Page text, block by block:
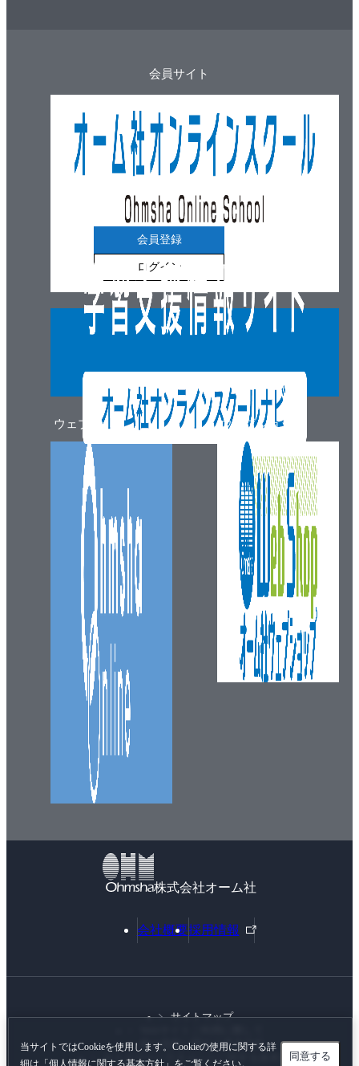
当サイトではCookieを使用します。Cookieの使用に関する詳
細は「 個人情報に関する基本方針 」をご覧ください。
同意する
３．変圧器の％Ｚと短絡電流
４．変圧器の並列運転方法
５．単相変圧器の三相結線法
６．変圧器のＶ結線の電圧と電流
７．変圧器の各種損失
９．誘導電動機の回転速度・すべり
１０．三相誘導電動機の始動法
１１．三相誘導電動機の特性曲線
１２．いろいろな単相誘導電動機
１３．主な絶縁材料と電気絶縁油
１４．絶縁電線の許容電流
１７．配線器具・材料・工具等(１)
１８．配線器具・材料・工具等(２)
１９．配線器具・材料・工具等(３)
２０．高圧受電設備の構成機器と配置
２１．高圧回路の開閉装置とその働き
２２．高圧回路の遮断方式
２３．三相短絡電流と遮断容量
２４．計器用変成器の構造としくみ
２５．計器用変成器の取り扱い
２６．高圧受電設備における保護継電器の働き
２７．｢電気機器，蓄電池，配線器具，電気工事用の
材料および工具ならびに受電設 備｣のまとめ
５．電気工事の施工方法
＊ｶﾞｲﾀﾞﾝｽ(出題傾向と学習のﾎﾟｲﾝﾄ)
１．低圧屋内配線の工事方法(１)
２．低圧屋内配線の工事方法(２)
３．低圧屋内配線の工事方法(３)
４．低圧屋内配線の工事方法(４)
５．低圧屋内配線の工事方法(５)
８．高圧屋内配線の工事方法
９．高圧ケーブルの端末処理方法
１１．架空電線相互および他の工作物との離隔距離
１２．高圧屋側電線路の施設方法
１５．高圧受電設備の接地工事
１７．接地工事が省略できる場合
ウェブマガジン
会員サイト
会員登録
ログイン
ウェブショップ
株式会社オーム社
会社概要採用情報
外
部
ン
サイトマップ
個人情報に関する基本方針
カスタマーハラスメントに対する基本方針